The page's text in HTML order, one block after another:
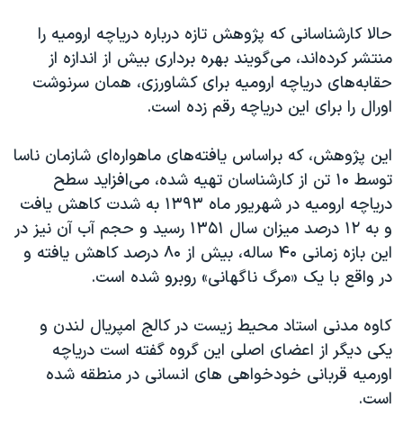
حالا کارشناسانی که پژوهش تازه درباره دریاچه ارومیه را
منتشر کرده‌اند، می‌گویند بهره برداری بیش از اندازه از
حقابه‌های دریاچه ارومیه برای کشاورزی، همان سرنوشت
اورال را برای این دریاچه رقم زده است.
این پژوهش، که براساس یافته‌های ماهواره‌ای شازمان ناسا
توسط ۱۰ تن از کارشناسان تهیه شده، می‌افزاید سطح
دریاچه ارومیه در شهریور ماه ۱۳۹۳ به شدت کاهش یافت
و به ۱۲ درصد میزان سال ۱۳۵۱ رسید و حجم آب آن نیز در
این بازه زمانی ۴۰ ساله، بیش از ۸۰ درصد کاهش یافته و
در واقع با یک «مرگ ناگهانی» روبرو شده است.
کاوه مدنی استاد محیط زیست در کالج امپریال لندن و
یکی دیگر از اعضای اصلی این گروه گفته است دریاچه
اورمیه قربانی خودخواهی های انسانی در منطقه شده
است.